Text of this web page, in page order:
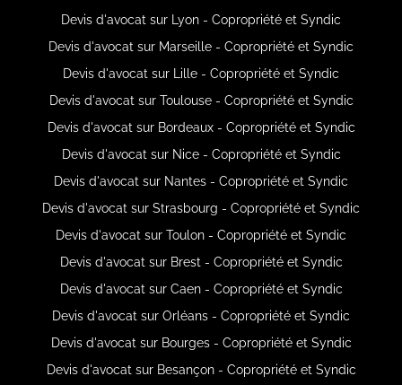
Devis d'avocat sur Lyon - Copropriété et Syndic
Devis d'avocat sur Marseille - Copropriété et Syndic
Devis d'avocat sur Lille - Copropriété et Syndic
Devis d'avocat sur Toulouse - Copropriété et Syndic
Devis d'avocat sur Bordeaux - Copropriété et Syndic
Devis d'avocat sur Nice - Copropriété et Syndic
Devis d'avocat sur Nantes - Copropriété et Syndic
Devis d'avocat sur Strasbourg - Copropriété et Syndic
Devis d'avocat sur Toulon - Copropriété et Syndic
Devis d'avocat sur Brest - Copropriété et Syndic
Devis d'avocat sur Caen - Copropriété et Syndic
Devis d'avocat sur Orléans - Copropriété et Syndic
Devis d'avocat sur Bourges - Copropriété et Syndic
Devis d'avocat sur Besançon - Copropriété et Syndic